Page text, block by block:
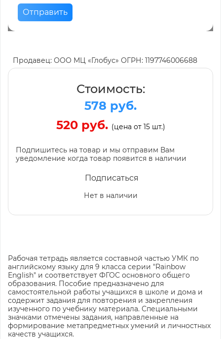
Отправить
Продавец: ООО МЦ «Глобус» ОГРН: 1197746006688
Стоимость:
578 руб.
520 руб. (цена от 15 шт.)
Подпишитесь на товар и мы отправим Вам
уведомление когда товар появится в наличии
Подписаться
Нет в наличии
Рабочая тетрадь является составной частью УМК по
английскому языку для 9 класса серии "Rainbow
English" и соответствует ФГОС основного общего
образования. Пособие предназначено для
самостоятельной работы учащихся в школе и дома и
содержит задания для повторения и закрепления
изученного по учебнику материала. Специальными
значками отмечены задания, направленные на
формирование метапредметных умений и личностных
качеств учащихся.